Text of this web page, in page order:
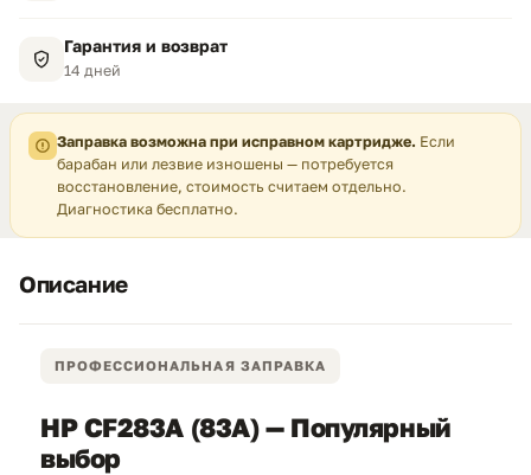
Гарантия и возврат
14 дней
Заправка возможна при исправном картридже. Если
барабан или лезвие изношены — потребуется
восстановление, стоимость считаем отдельно.
Диагностика бесплатно.
Описание
ПРОФЕССИОНАЛЬНАЯ ЗАПРАВКА
HP CF283A (83A) — Популярный
выбор